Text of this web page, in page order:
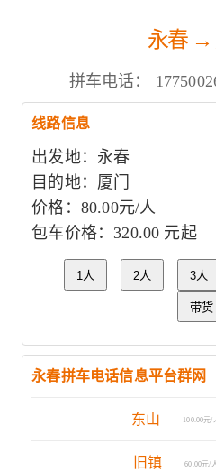
永春 →
拼车电话：
线路信息
出发地：永春
目的地：厦门
价格：80.00元/人
包车价格：320.00 元起
1人 2人 3人
带货
永春拼车电话信息平台群网
东山 100.00元/
旧镇 60.00元/人